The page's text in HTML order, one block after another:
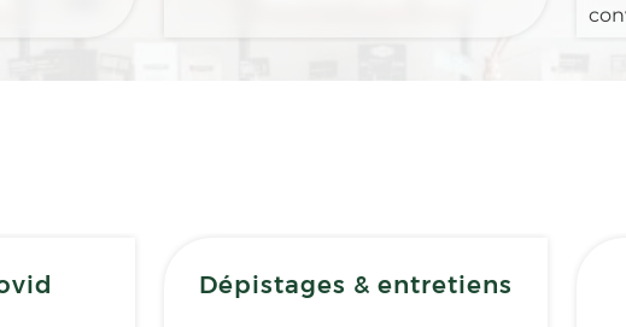
Dépistages & entretiens